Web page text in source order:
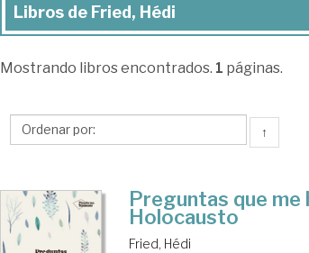
Libros
Fried,
Libros de Fried, Hédi
Mostrando libros encontrados. 1 páginas.
↑
Preguntas que me
Holocausto
Fried, Hédi